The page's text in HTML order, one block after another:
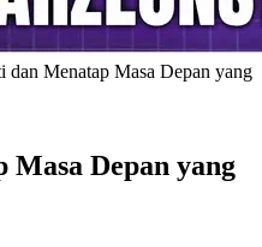
dan Menatap Masa Depan yang
Depan yang